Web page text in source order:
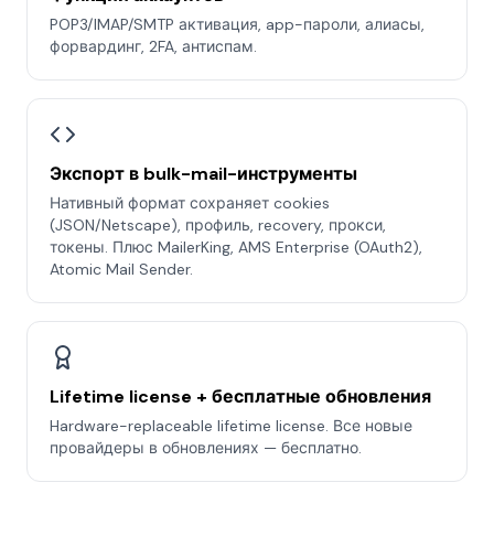
POP3/IMAP/SMTP активация, app-пароли, алиасы,
форвардинг, 2FA, антиспам.
Экспорт в bulk-mail-инструменты
Нативный формат сохраняет cookies
(JSON/Netscape), профиль, recovery, прокси,
токены. Плюс MailerKing, AMS Enterprise (OAuth2),
Atomic Mail Sender.
Lifetime license + бесплатные обновления
Hardware-replaceable lifetime license. Все новые
провайдеры в обновлениях — бесплатно.